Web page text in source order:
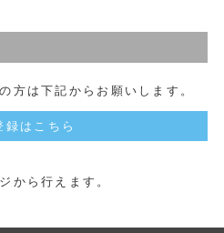
方は下記からお願いします。
録はこちら
から行えます。